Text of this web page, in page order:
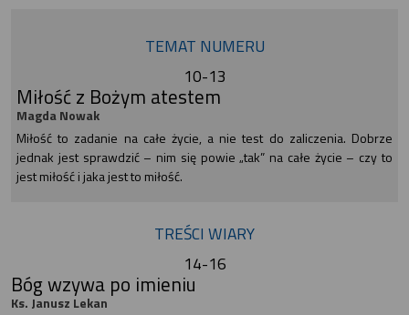
TEMAT NUMERU
10-13
Miłość z Bożym atestem
Magda Nowak
Miłość to zadanie na całe życie, a nie test do zaliczenia. Dobrze
jednak jest sprawdzić – nim się powie „tak” na całe życie – czy to
jest miłość i jaka jest to miłość.
TREŚCI WIARY
14-16
Bóg wzywa po imieniu
Ks. Janusz Lekan